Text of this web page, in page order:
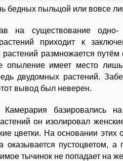
бедных пыльцой или вовсе
на существование
приходит к
размножается путём
опыление имеет место
двудомных растений.
вывод был неверен.
Камерария базировались
он изолировал
цветки. На основании
оказывается пустоцветом,
тычинок не попадает на